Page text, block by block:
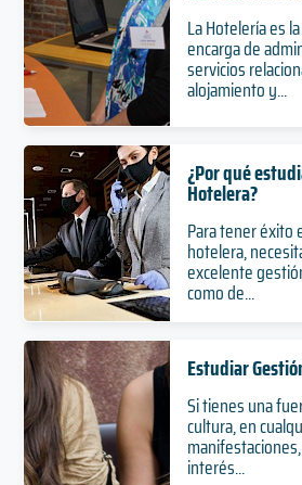
La Hotelería es
encarga de
servicios
alojamiento y...
¿Por qué
Hotelera?
Para tener éxito
hotelera,
excelente
como de...
Estudiar
Si tienes una
cultura, en
interés...